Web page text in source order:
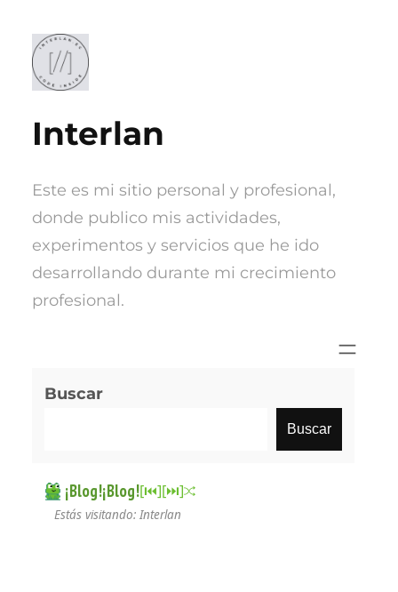
contenido
Interlan
Este es mi sitio personal y profesional,
donde publico mis actividades,
experimentos y servicios que he ido
desarrollando durante mi crecimiento
profesional.
Buscar
Buscar
¡Blog!¡Blog![⏮︎][⏭︎]
Estás visitando: Interlan